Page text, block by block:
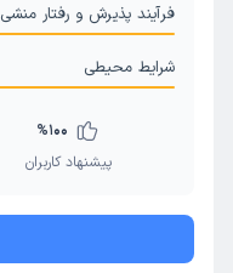
فرآیند پذیرش و رفتار منشی
شرایط محیطی
%100
پیشنهاد کاربران